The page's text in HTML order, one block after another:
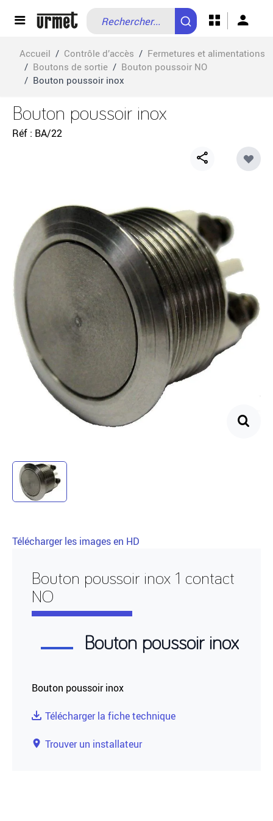
Accueil / Contrôle d’accès / Fermetures et alimentations
/ Boutons de sortie / Bouton poussoir NO
/ Bouton poussoir inox
Bouton poussoir inox
Réf BA/22
Bouton poussoir inox 1 contact
NO
Bouton poussoir inox
Bouton poussoir inox
Télécharger la fiche technique
Trouver un installateur
Télécharger les images en HD